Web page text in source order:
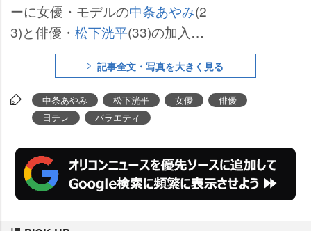
ーに女優・モデルの中条あやみ(2
3)と俳優・ 松下洸平(33)の加入が
発表された。
記事全文・写真を大きく見る
中条あやみ 松下洸平 女優
俳優
日テレ
バラエティ